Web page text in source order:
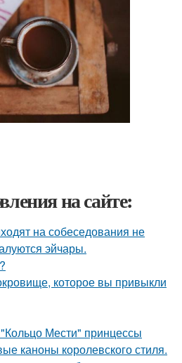
на сайте:
на собеседования не
эйчары.
которое вы привыкли
Мести" принцессы
каноны королевского стиля.